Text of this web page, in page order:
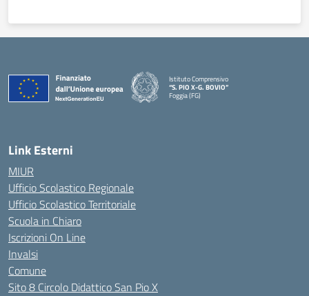
Istituto Comprensivo
“S. PIO X-G. BOVIO”
Foggia (FG)
— Visita la pagina iniziale della scuola
Link Esterni
MIUR
Ufficio Scolastico Regionale
Ufficio Scolastico Territoriale
Scuola in Chiaro
Iscrizioni On Line
Invalsi
Comune
Sito 8 Circolo Didattico San Pio X